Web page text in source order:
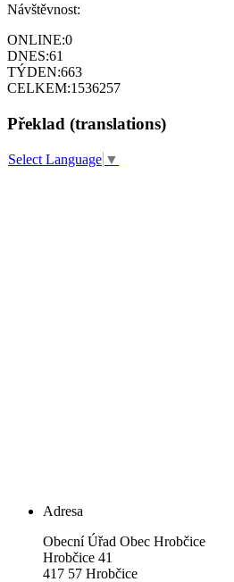
Návštěvnost:
ONLINE:0
DNES:61
TÝDEN:663
CELKEM:1536257
Překlad (translations)
Select Language ▼
Adresa
Obecní Úřad Obec Hrobčice
Hrobčice 41
417 57 Hrobčice